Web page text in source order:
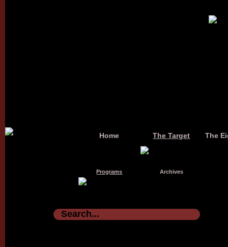
Home The Target The
Programs Archives